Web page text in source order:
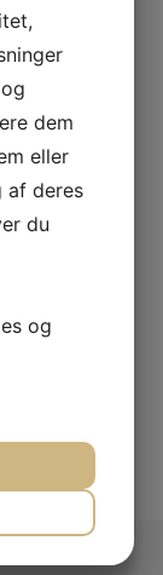
dem
eller
af deres
du
og